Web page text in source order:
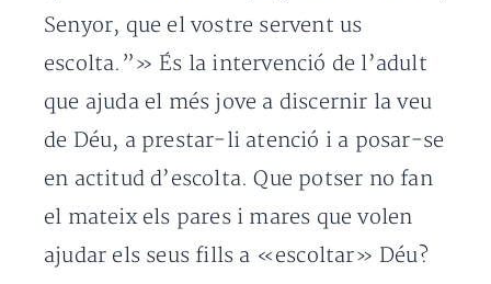
Senyor, que el vostre servent us
escolta.”» És la intervenció de l’adult
que ajuda el més jove a discernir la veu
de Déu, a prestar-li atenció i a posar-se
en actitud d’escolta. Que potser no fan
el mateix els pares i mares que volen
ajudar els seus fills a «escoltar» Déu?